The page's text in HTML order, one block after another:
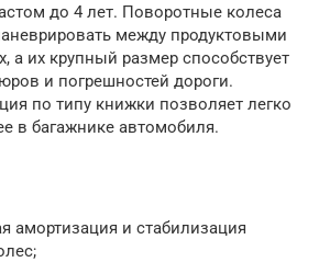
до 4 лет. Поворотные колеса
между продуктовыми
а их крупный размер способствует
и погрешностей дороги.
по типу книжки позволяет легко
в багажнике автомобиля.
амортизация и стабилизация